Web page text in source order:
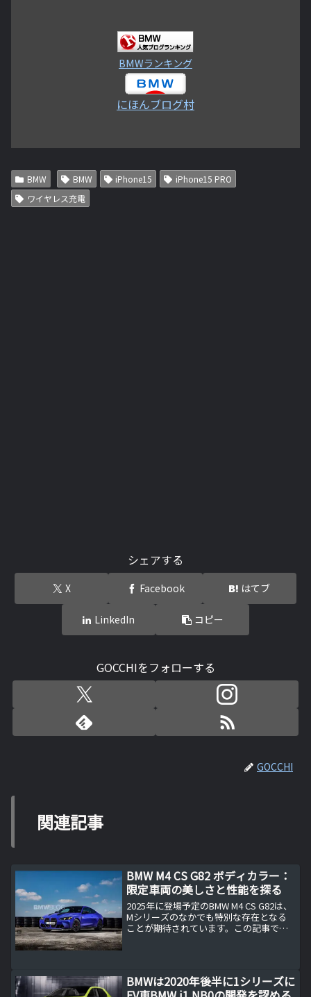
BMWランキング
にほんブログ村
BMW BMW iPhone15
iPhone15 PRO
ワイヤレス充電
シェアする
X Facebook はてブ
LinkedIn コピー
GOCCHIをフォローする
GOCCHI
関連記事
BMW M4 CS G82 ボディカラー：
限定車両の美しさと性能を探る
2025年に登場予定のBMW M4 CS G82は、
Mシリーズのなかでも特別な存在となる
ことが期待されています。この記事で
BMWは2020年後半に1シリーズに